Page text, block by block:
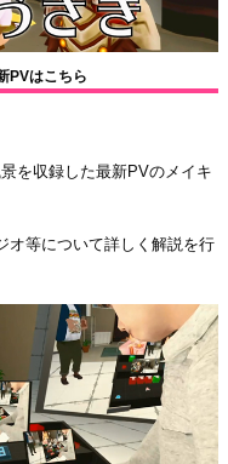
PVはこちら
を収録した最新PVのメイキ
オ等について詳しく解説を行